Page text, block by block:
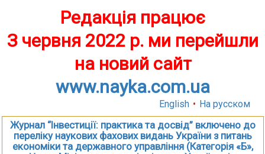
Редакція працює
З червня 2022 р. ми перейшли
на новий сайт
www.nayka.com.ua
English • На русском
Журнал “Інвестиції: практика та досвід” включено до
переліку наукових фахових видань України з питань
економіки та державного управління (Категорія «Б»,